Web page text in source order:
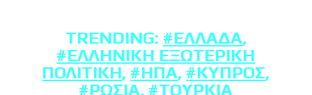
TRENDING: #ΕΛΛΆΔΑ,
#ΕΛΛΗΝΙΚΉ ΕΞΩΤΕΡΙΚΉ
ΠΟΛΙΤΙΚΉ, #ΗΠΑ, #ΚΎΠΡΟΣ,
#ΡΩΣΊΑ, #ΤΟΥΡΚΊΑ